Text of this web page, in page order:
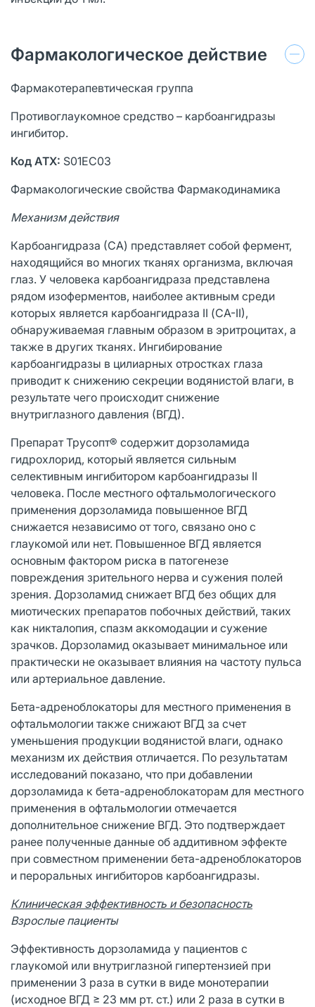
Фармакологическое действие
Фармакотерапевтическая группа
Противоглаукомное средство – карбоангидразы
ингибитор.
Код АТХ: S01EC03
Фармакологические cвойства Фармакодинамика
Механизм действия
Карбоангидраза (СА) представляет собой фермент,
находящийся во многих тканях организма, включая
глаз. У человека карбоангидраза представлена
рядом изоферментов, наиболее активным среди
которых является карбоангидраза II (СА-II),
обнаруживаемая главным образом в эритроцитах, а
также в других тканях. Ингибирование
карбоангидразы в цилиарных отростках глаза
приводит к снижению секреции водянистой влаги, в
результате чего происходит снижение
внутриглазного давления (ВГД).
Препарат Трусопт® содержит дорзоламида
гидрохлорид, который является сильным
селективным ингибитором карбоангидразы II
человека. После местного офтальмологического
применения дорзоламида повышенное ВГД
снижается независимо от того, связано оно с
глаукомой или нет. Повышенное ВГД является
основным фактором риска в патогенезе
повреждения зрительного нерва и сужения полей
зрения. Дорзоламид снижает ВГД без общих для
миотических препаратов побочных действий, таких
как никталопия, спазм аккомодации и сужение
зрачков. Дорзоламид оказывает минимальное или
практически не оказывает влияния на частоту пульса
или артериальное давление.
Бета-адреноблокаторы для местного применения в
офтальмологии также снижают ВГД за счет
уменьшения продукции водянистой влаги, однако
механизм их действия отличается. По результатам
исследований показано, что при добавлении
дорзоламида к бета-адреноблокаторам для местного
применения в офтальмологии отмечается
дополнительное снижение ВГД. Это подтверждает
ранее полученные данные об аддитивном эффекте
при совместном применении бета-адреноблокаторов
и пероральных ингибиторов карбоангидразы.
Клиническая эффективность и безопасность
Взрослые пациенты
Эффективность дорзоламида у пациентов с
глаукомой или внутриглазной гипертензией при
применении 3 раза в сутки в виде монотерапии
(исходное ВГД ≥ 23 мм рт. ст.) или 2 раза в сутки в